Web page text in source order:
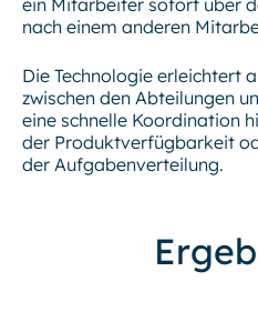
ein Mitarbeiter sofort über
nach einem anderen
Die Technologie erleichtert
zwischen den Abteilungen
eine schnelle Koordination
der Produktverfügbarkeit
der Aufgabenverteilung.